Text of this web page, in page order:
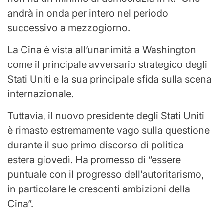
andrà in onda per intero nel periodo
successivo a mezzogiorno.
La Cina è vista all’unanimità a Washington
come il principale avversario strategico degli
Stati Uniti e la sua principale sfida sulla scena
internazionale.
Tuttavia, il nuovo presidente degli Stati Uniti
è rimasto estremamente vago sulla questione
durante il suo primo discorso di politica
estera giovedì. Ha promesso di “essere
puntuale con il progresso dell’autoritarismo,
in particolare le crescenti ambizioni della
Cina”.